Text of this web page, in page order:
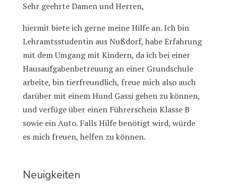
Sehr geehrte Damen und Herren,
hiermit biete ich gerne meine Hilfe an. Ich bin
Lehramtsstudentin aus Nußdorf, habe Erfahrung
mit dem Umgang mit Kindern, da ich bei einer
Hausaufgabenbetreuung an einer Grundschule
arbeite, bin tierfreundlich, freue mich also auch
darüber mit einem Hund Gassi gehen zu können,
und verfüge über einen Führerschein Klasse B
sowie ein Auto. Falls Hilfe benötigt wird, würde
es mich freuen, helfen zu können.
Neuigkeiten